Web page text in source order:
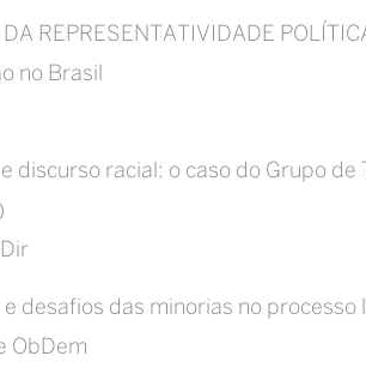
REPRESENTATIVIDADE
no Brasil
discurso racial: o caso do Grupo
desafios das minorias no processo
ObDem